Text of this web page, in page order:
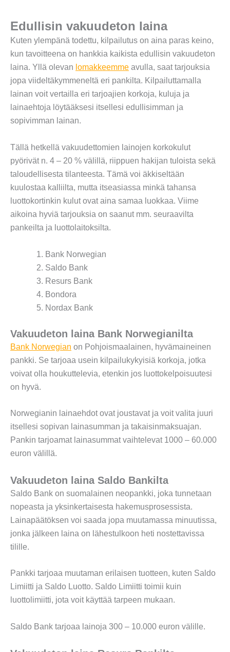
Edullisin vakuudeton laina
Kuten ylempänä todettu, kilpailutus on aina paras keino,
kun tavoitteena on hankkia kaikista edullisin vakuudeton
laina. Yllä olevan lomakkeemme avulla, saat tarjouksia
jopa viideltäkymmeneltä eri pankilta. Kilpailuttamalla
lainan voit vertailla eri tarjoajien korkoja, kuluja ja
lainaehtoja löytääksesi itsellesi edullisimman ja
sopivimman lainan.
Tällä hetkellä vakuudettomien lainojen korkokulut
pyörivät n. 4 – 20 % välillä, riippuen hakijan tuloista sekä
taloudellisesta tilanteesta. Tämä voi äkkiseltään
kuulostaa kalliilta, mutta itseasiassa minkä tahansa
luottokortinkin kulut ovat aina samaa luokkaa. Viime
aikoina hyviä tarjouksia on saanut mm. seuraavilta
pankeilta ja luottolaitoksilta.
Bank Norwegian
Saldo Bank
Resurs Bank
Bondora
Nordax Bank
Vakuudeton laina Bank Norwegianilta
Bank Norwegian on Pohjoismaalainen, hyvämaineinen
pankki. Se tarjoaa usein kilpailukykyisiä korkoja, jotka
voivat olla houkuttelevia, etenkin jos luottokelpoisuutesi
on hyvä.
Norwegianin lainaehdot ovat joustavat ja voit valita juuri
itsellesi sopivan lainasumman ja takaisinmaksuajan.
Pankin tarjoamat lainasummat vaihtelevat 1000 – 60.000
euron välillä.
Vakuudeton laina Saldo Bankilta
Saldo Bank on suomalainen neopankki, joka tunnetaan
nopeasta ja yksinkertaisesta hakemusprosessista.
Lainapäätöksen voi saada jopa muutamassa minuutissa,
jonka jälkeen laina on lähestulkoon heti nostettavissa
tilille.
Pankki tarjoaa muutaman erilaisen tuotteen, kuten Saldo
Limiitti ja Saldo Luotto. Saldo Limiitti toimii kuin
luottolimiitti, jota voit käyttää tarpeen mukaan.
Saldo Bank tarjoaa lainoja 300 – 10.000 euron välille.